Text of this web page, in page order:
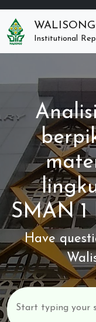
Institutional
SMAN 1
Have